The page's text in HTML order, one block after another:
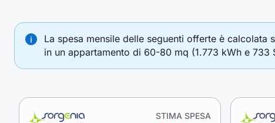
La spesa mensile delle seguenti offerte è calcolata
in un appartamento di 60-80 mq (1.773 kWh e 733
STIMA SPESA